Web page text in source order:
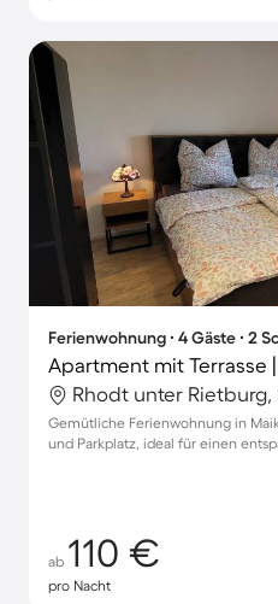
Ferienwohnung ∙ 4 Gäste ∙ 2
Apartment mit Terrasse
Gemütliche Ferienwohnung in
und Parkplatz, ideal für einen
ab 110 €
pro Nacht